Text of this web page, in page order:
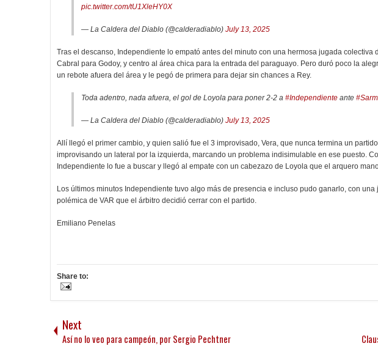
pic.twitter.com/tU1XleHY0X
— La Caldera del Diablo (@calderadiablo) July 13, 2025
Tras el descanso, Independiente lo empató antes del minuto con una hermosa jugada colectiva
Cabral para Godoy, y centro al área chica para la entrada del paraguayo. Pero duró poco la
un rebote afuera del área y le pegó de primera para dejar sin chances a Rey.
Toda adentro, nada afuera, el gol de Loyola para poner 2-2 a #Independiente ante
— La Caldera del Diablo (@calderadiablo) July 13, 2025
Allí llegó el primer cambio, y quien salió fue el 3 improvisado, Vera, que nunca termina un
improvisando un lateral por la izquierda, marcando un problema indisimulable en ese puesto.
Independiente lo fue a buscar y llegó al empate con un cabezazo de Loyola que el arquero
Los últimos minutos Independiente tuvo algo más de presencia e incluso pudo ganarlo, con
polémica de VAR que el árbitro decidió cerrar con el partido.
Emiliano Penelas
Share to:
Next
Así no lo veo para campeón, por Sergio Pechtner